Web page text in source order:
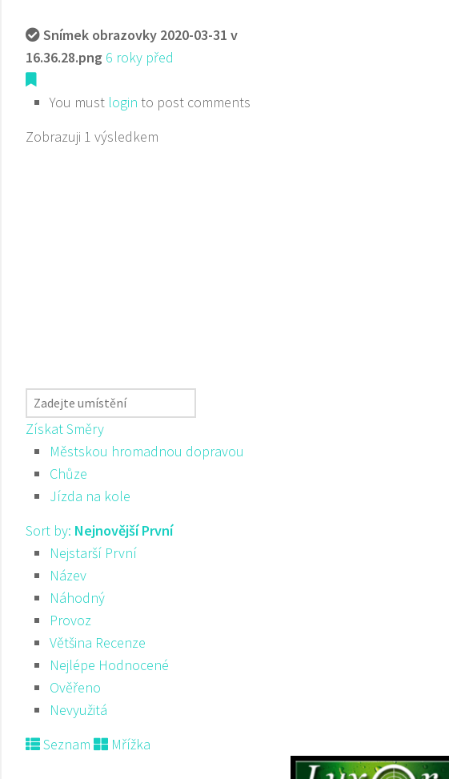
Snímek obrazovky 2020-03-31 v
16.36.28.png 6 roky před
You must login to post comments
Zobrazuji 1 výsledkem
Získat Směry
Městskou hromadnou dopravou
Chůze
Jízda na kole
Sort by: Nejnovější První
Nejstarší První
Název
Náhodný
Provoz
Většina Recenze
Nejlépe Hodnocené
Ověřeno
Nevyužitá
Seznam
Mřížka